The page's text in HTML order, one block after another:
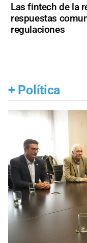
Las fintech de la
respuestas
regulaciones
+ Política